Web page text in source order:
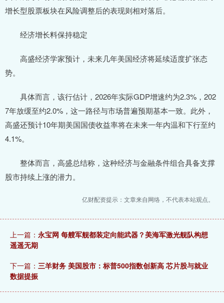
增长型股票板块在风险调整后的表现则相对落后。
经济增长料保持稳定
高盛经济学家预计，未来几年美国经济将延续适度扩张态
势。
具体而言，该行估计，2026年实际GDP增速约为2.3%，202
7年放缓至约2.0%，这一路径与市场普遍预期基本一致。此外，
高盛还预计10年期美国国债收益率将在未来一年内温和下行至约
4.1%。
整体而言，高盛总结称，这种经济与金融条件组合具备支撑
股市持续上涨的潜力。
亿财配资提示：文章来自网络，不代表本站观点。
上一篇： 永宝网 每艘军舰都装定向能武器？美海军激光舰队构想
遥遥无期
下一篇： 三羊财务 美国股市：标普500指数创新高 芯片股与就业
数据提振